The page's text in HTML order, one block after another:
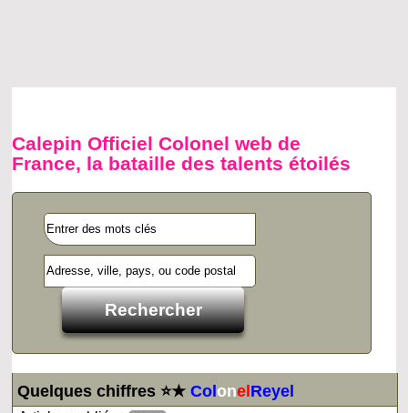
Calepin Officiel Colonel web de
France, la bataille des talents étoilés
Quelques chiffres ⭐★ColonelReyel